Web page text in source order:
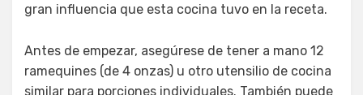
gran influencia que esta cocina tuvo en la receta.
Antes de empezar, asegúrese de tener a mano 12
ramequines (de 4 onzas) u otro utensilio de cocina
similar para porciones individuales. También puede